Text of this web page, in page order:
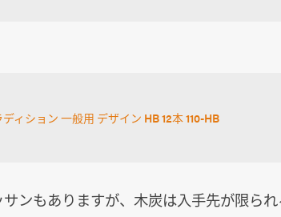
ィション 一般用 デザイン HB 12本 110-HB
ンもありますが、木炭は入手先が限ら